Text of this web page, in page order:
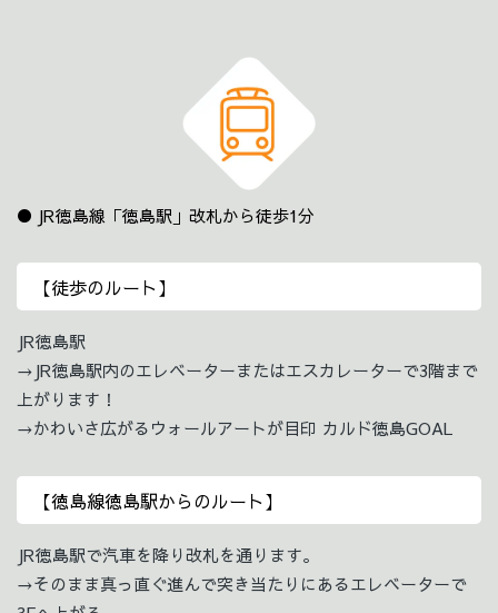
JR徳島線「徳島駅」改札から徒歩1分
【徒歩のルート】
JR徳島駅
→JR徳島駅内のエレベーターまたはエスカレーターで3階まで
上がります！
→かわいさ広がるウォールアートが目印 カルド徳島GOAL
【徳島線徳島駅からのルート】
JR徳島駅で汽車を降り改札を通ります。
→そのまま真っ直ぐ進んで突き当たりにあるエレベーターで